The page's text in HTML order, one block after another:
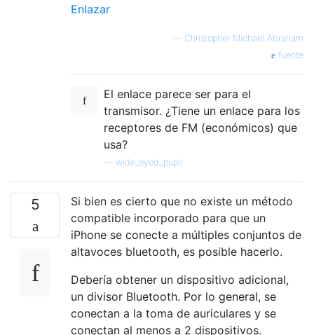
Enlazar
— Christopher Michael Abraham
fuente
El enlace parece ser para el
transmisor. ¿Tiene un enlace para los
receptores de FM (económicos) que
usa?
wide_eyed_pupil
5
Si bien es cierto que no existe un método
compatible incorporado para que un
iPhone se conecte a múltiples conjuntos de
altavoces bluetooth, es posible hacerlo.
Debería obtener un dispositivo adicional,
un divisor Bluetooth. Por lo general, se
conectan a la toma de auriculares y se
conectan al menos a 2 dispositivos.